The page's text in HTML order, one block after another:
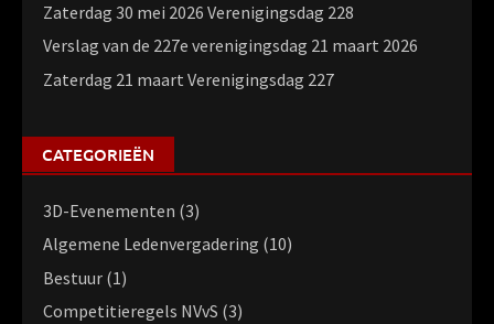
Zaterdag 30 mei 2026 Verenigingsdag 228
Verslag van de 227e verenigingsdag 21 maart 2026
Zaterdag 21 maart Verenigingsdag 227
CATEGORIEËN
3D-Evenementen (3)
Algemene Ledenvergadering (10)
Bestuur (1)
Competitieregels NVvS (3)